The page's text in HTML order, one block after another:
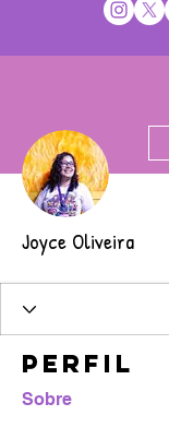
Joyce Oliveira
Perfil
Sobre